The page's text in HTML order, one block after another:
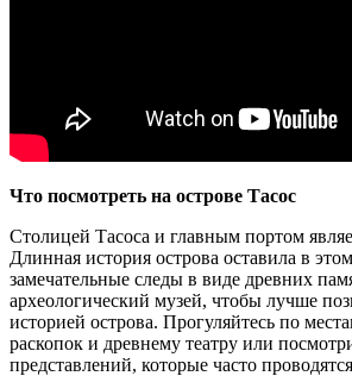
Что посмотреть на острове Тасос
Столицей Тасоса и главным портом
Длинная история острова оставила в
замечательные следы в виде древних
археологический музей, чтобы лучше
историей острова. Прогуляйтесь по
раскопок и древнему театру или
представлений, которые часто